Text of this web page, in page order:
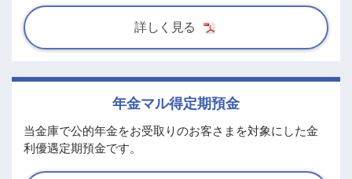
詳しく見る
年金マル得定期預金
当金庫で公的年金をお受取りのお客さまを対象にした金
利優遇定期預金です。